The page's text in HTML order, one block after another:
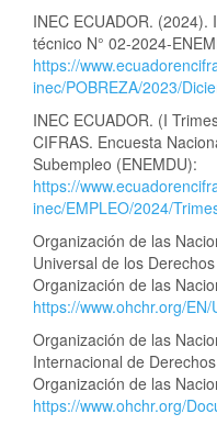
INEC ECUADOR. (2024).
técnico N° 02-2024-
https://
inec/POBREZA/2023/
INEC ECUADOR. (I
CIFRAS. Encuesta
Subempleo (ENEMDU):
https://
inec/EMPLEO/2024/
Organización de las
Universal de los
Organización de las
https://www.ohchr.org/
Organización de las
Internacional de
Organización de las
https://www.ohchr.org/